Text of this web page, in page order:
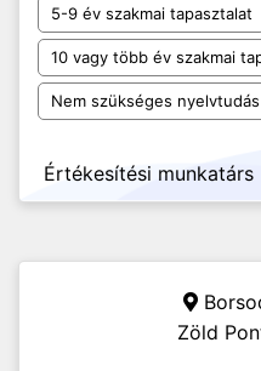
5-9 év szakmai tapasztalat
10 vagy több év szakmai
Nem szükséges nyelvtudás
Értékesítési munkatárs
Zöld